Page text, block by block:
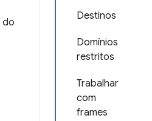
Destinos
Domínios
restritos
Trabalhar
com
frames
do